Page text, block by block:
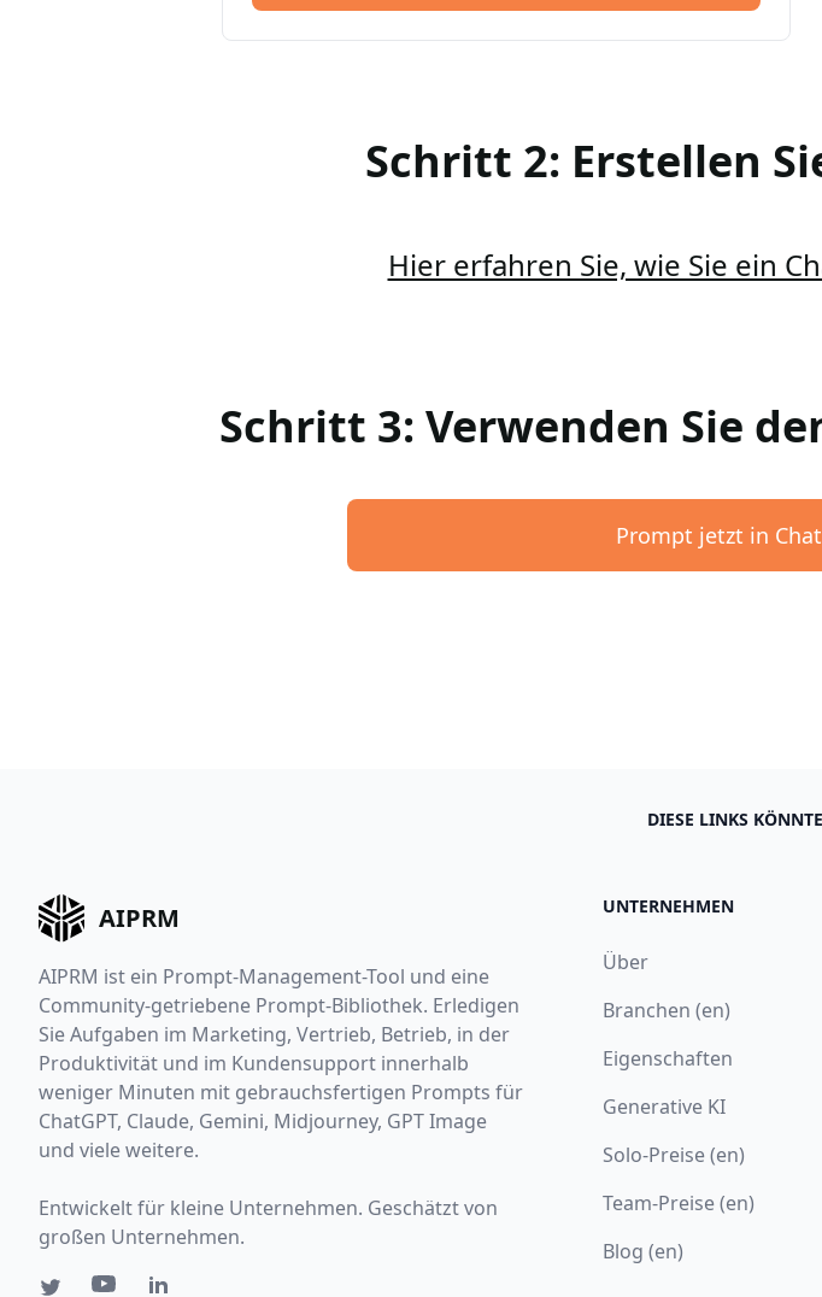
Schritt 2: Erstellen
Hier erfahren Sie, wie Sie ein
Schritt 3: Verwenden Sie
Prompt jetzt in
DIESE LINKS
AIPRM
AIPRM ist ein Prompt-Management-Tool und eine
Community-getriebene Prompt-Bibliothek. Erledigen
Sie Aufgaben im Marketing, Vertrieb, Betrieb, in der
Produktivität und im Kundensupport innerhalb
weniger Minuten mit gebrauchsfertigen Prompts für
ChatGPT, Claude, Gemini, Midjourney, GPT Image
und viele weitere.
Entwickelt für kleine Unternehmen. Geschätzt von
großen Unternehmen.
UNTERNEHMEN
Über
Branchen (en)
Eigenschaften
Generative KI
Solo-Preise (en)
Team-Preise (en)
Blog (en)